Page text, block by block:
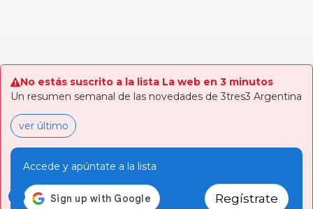
No estás suscrito a la lista La web en 3 minutos
Un resumen semanal de las novedades de 3tres3 Argentina
ver último
Accede y apúntate a la lista
Regístrate